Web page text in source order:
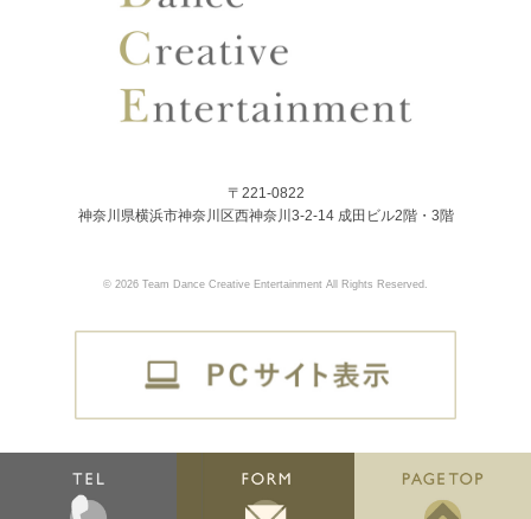
〒221-0822
神奈川県横浜市神奈川区西神奈川3-2-14 成田ビル2階・3階
© 2026 Team Dance Creative Entertainment All Rights Reserved.